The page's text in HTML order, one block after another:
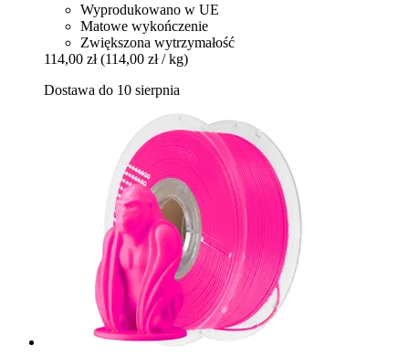
Wyprodukowano w UE
Matowe wykończenie
Zwiększona wytrzymałość
114,00 zł (114,00 zł / kg)
Dostawa do 10 sierpnia